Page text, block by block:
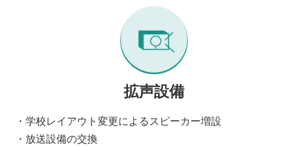
拡声設備
・学校レイアウト変更によるスピーカー増設
・放送設備の交換